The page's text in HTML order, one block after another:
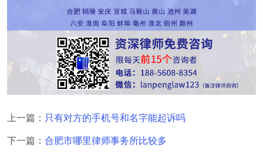
上一篇： 只有对方的手机号和名字能起诉吗
下一篇： 合肥市哪里律师事务所比较多